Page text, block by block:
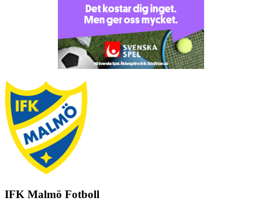
IFK Malmö Fotboll